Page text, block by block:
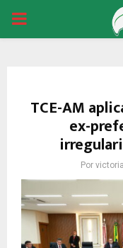
PRIMARY
TCE-AM
ex-
Por